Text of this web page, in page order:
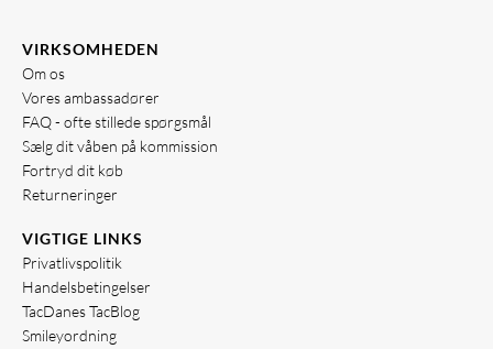
VIRKSOMHEDEN
Om os
Vores ambassadører
FAQ - ofte stillede spørgsmål
Sælg dit våben på kommission
Fortryd dit køb
Returneringer
VIGTIGE LINKS
Privatlivspolitik
Handelsbetingelser
TacDanes TacBlog
Smileyordning